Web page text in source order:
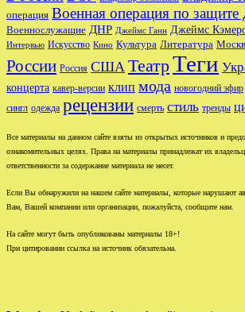
операция Военная операция по защите
Военнослужащие ДНР Джеймс Ганн Джеймс
Интервью Искусство Кино Культура Литература
России Россия США ТеатрТеги
концерта кавер-версии клип мода новогодний эфир
сингл одежда рецензии смерть стиль тренды
Все материалы на данном сайте взяты из открытых источников и
ознакомительных целях. Права на материалы принадлежат их
ответственности за содержание материала не несет.
Если Вы обнаружили на нашем сайте материалы, которые нарушают
Вам, Вашей компании или организации, пожалуйста, сообщите нам.
На сайте могут быть опубликованы материалы 18+!
При цитировании ссылка на источник обязательна.